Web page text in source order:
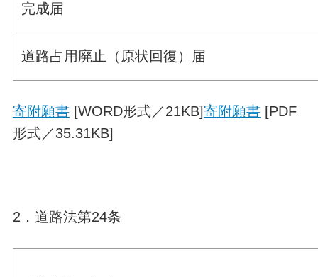
完成届
道路占用廃止（原状回復）届
寄附願書[WORD形式／21KB]寄附願書[PDF
形式／35.31KB]
2．道路法第24条